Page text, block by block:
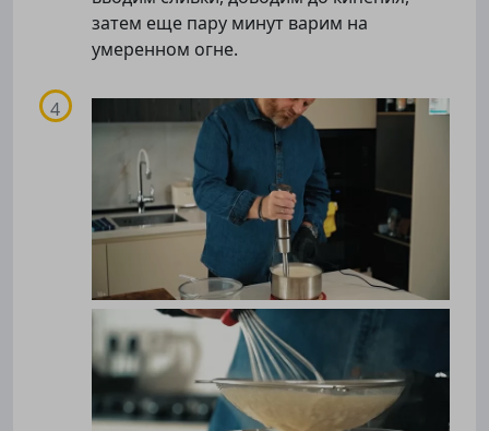
затем еще пару минут варим на
умеренном огне.Подписаться
Нас уже 5400